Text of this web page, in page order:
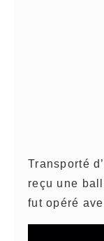
Transporté
reçu une
fut opéré